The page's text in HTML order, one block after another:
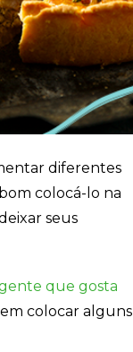
diferentes
colocá-lo na
seus
que gosta
colocar alguns